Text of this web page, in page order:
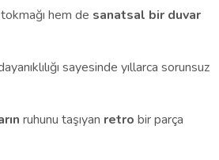
hem de sanatsal bir duvar
sayesinde yıllarca sorunsuz
ruhunu taşıyan retro bir parça